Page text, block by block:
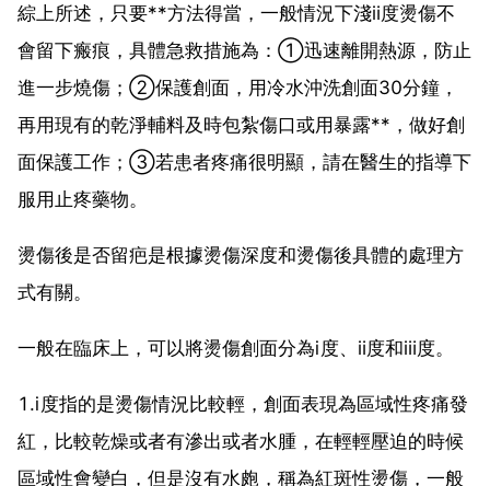
綜上所述，只要**方法得當，一般情況下淺ⅱ度燙傷不
會留下瘢痕，具體急救措施為：①迅速離開熱源，防止
進一步燒傷；②保護創面，用冷水沖洗創面30分鐘，
再用現有的乾淨輔料及時包紮傷口或用暴露**，做好創
面保護工作；③若患者疼痛很明顯，請在醫生的指導下
服用止疼藥物。
燙傷後是否留疤是根據燙傷深度和燙傷後具體的處理方
式有關。
一般在臨床上，可以將燙傷創面分為ⅰ度、ⅱ度和ⅲ度。
1.ⅰ度指的是燙傷情況比較輕，創面表現為區域性疼痛發
紅，比較乾燥或者有滲出或者水腫，在輕輕壓迫的時候
區域性會變白，但是沒有水皰，稱為紅斑性燙傷，一般